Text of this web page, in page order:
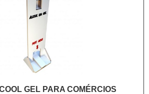
GEL PARA COMÉRCIOS